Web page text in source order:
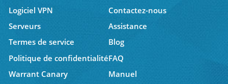
Logiciel VPN
Contactez-nous
Serveurs
Assistance
Termes de service
Blog
Politique de confidentialitéFAQ
Warrant Canary
Manuel